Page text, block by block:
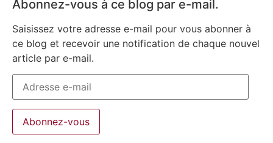
Abonnez-vous à ce blog par e-mail.
Saisissez votre adresse e-mail pour vous abonner à
ce blog et recevoir une notification de chaque nouvel
article par e-mail.
Abonnez-vous